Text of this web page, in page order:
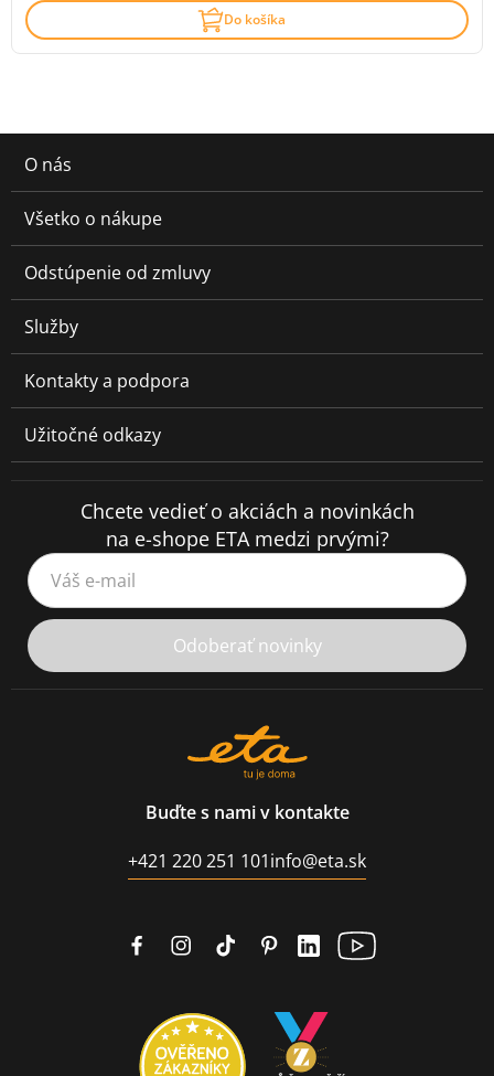
Do košíka
O nás
Všetko o nákupe
Odstúpenie od zmluvy
Služby
Kontakty a podpora
Užitočné odkazy
Chcete vedieť o akciách a novinkách
na e-shope ETA medzi prvými?
Váš e-mail
Odoberať novinky
Buďte s nami v kontakte
+421 220 251 101info@eta.sk